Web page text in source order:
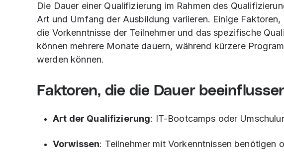
Die Dauer einer Qualifizierung im Rahmen des
Art und Umfang der Ausbildung variieren. Einige
die Vorkenntnisse der Teilnehmer und das spezifische
können mehrere Monate dauern, während kürzere
werden können.
Faktoren, die die Dauer
Art der Qualifizierung: IT-Bootcamps oder
Vorwissen: Teilnehmer mit Vorkenntnissen benötigen